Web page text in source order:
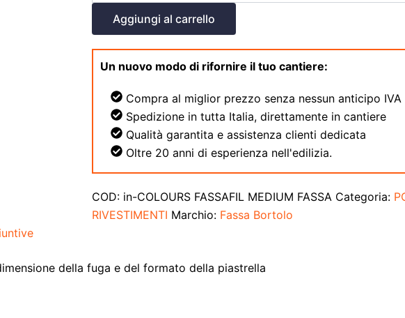
Aggiungi al carrello
Un nuovo modo di rifornire il tuo cantiere:
Compra al miglior prezzo senza nessun anticipo IVA
Spedizione in tutta Italia, direttamente in cantiere
Qualità garantita e assistenza clienti dedicata
Oltre 20 anni di esperienza nell'edilizia.
COD: in-COLOURS FASSAFIL MEDIUM FASSA Categoria:
RIVESTIMENTI Marchio: Fassa Bortolo
della fuga e del formato della piastrella